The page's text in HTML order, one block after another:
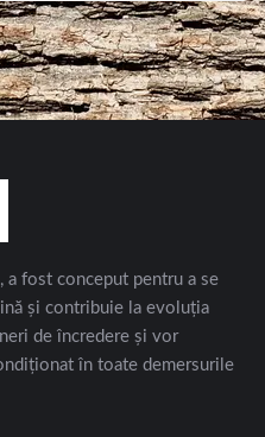
fost conceput pentru a se
și contribuie la evoluția
de încredere și vor
în toate demersurile